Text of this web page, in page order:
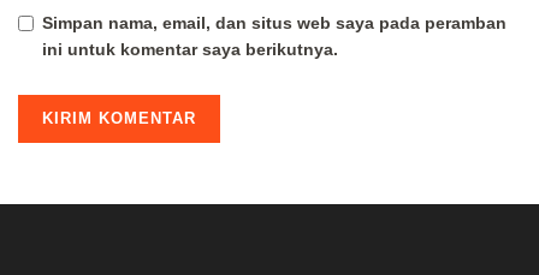
Simpan nama, email, dan situs web saya pada peramban
ini untuk komentar saya berikutnya.